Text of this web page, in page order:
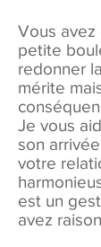
Vous avez
petite
redonner
mérite
Je vous
son
votre
est un
avez